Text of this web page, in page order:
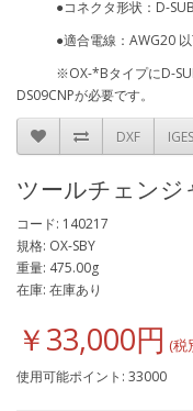
●コネクタ形状：D-SUB
●適合電線：AWG20 以
※OX-*BタイプにD-SUB
DS09CNPが必要です。
DXF IGES
ツールチェンジ
コード: 140217
規格: OX-SBY
重量: 475.00g
在庫: 在庫あり
￥33,000円
使用可能ポイント: 33000